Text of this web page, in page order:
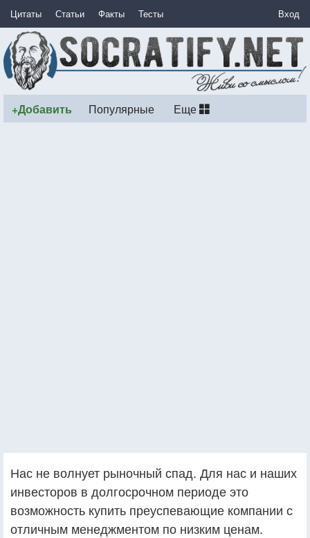
Цитаты Статьи Факты Тесты Вход
+Добавить Популярные Еще
Нас не волнует рыночный спад. Для нас и наших
инвесторов в долгосрочном периоде это
возможность купить преуспевающие компании с
отличным менеджментом по низким ценам.